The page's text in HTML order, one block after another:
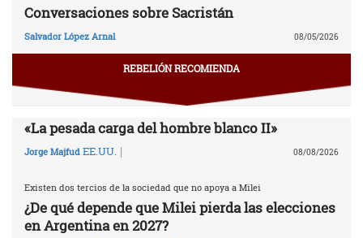
Conversaciones sobre Sacristán
Salvador López Arnal 08/05/2026
REBELIÓN RECOMIENDA
«La pesada carga del hombre blanco II»
Jorge Majfud EE.UU. | 08/08/2026
Existen dos tercios de la sociedad que no apoya a Milei
¿De qué depende que Milei pierda las elecciones
en Argentina en 2027?